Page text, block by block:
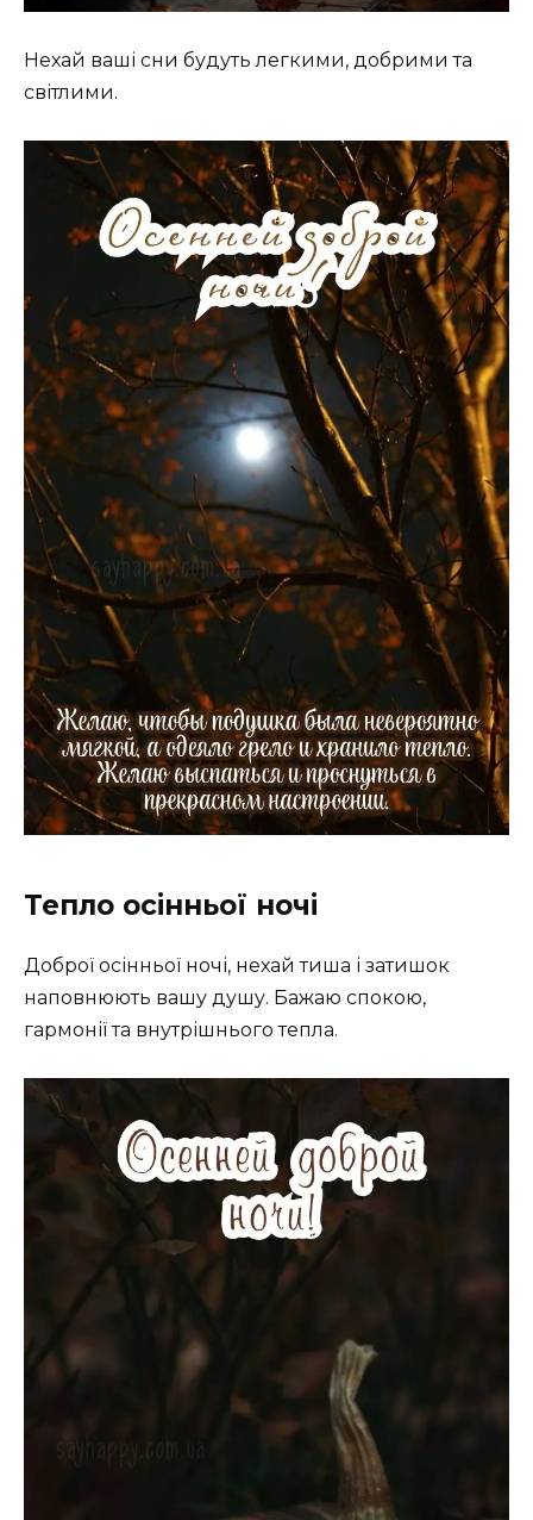
Нехай ваші сни будуть легкими, добрими та
світлими.
Тепло осінньої ночі
Доброї осінньої ночі, нехай тиша і затишок
наповнюють вашу душу. Бажаю спокою,
гармонії та внутрішнього тепла.